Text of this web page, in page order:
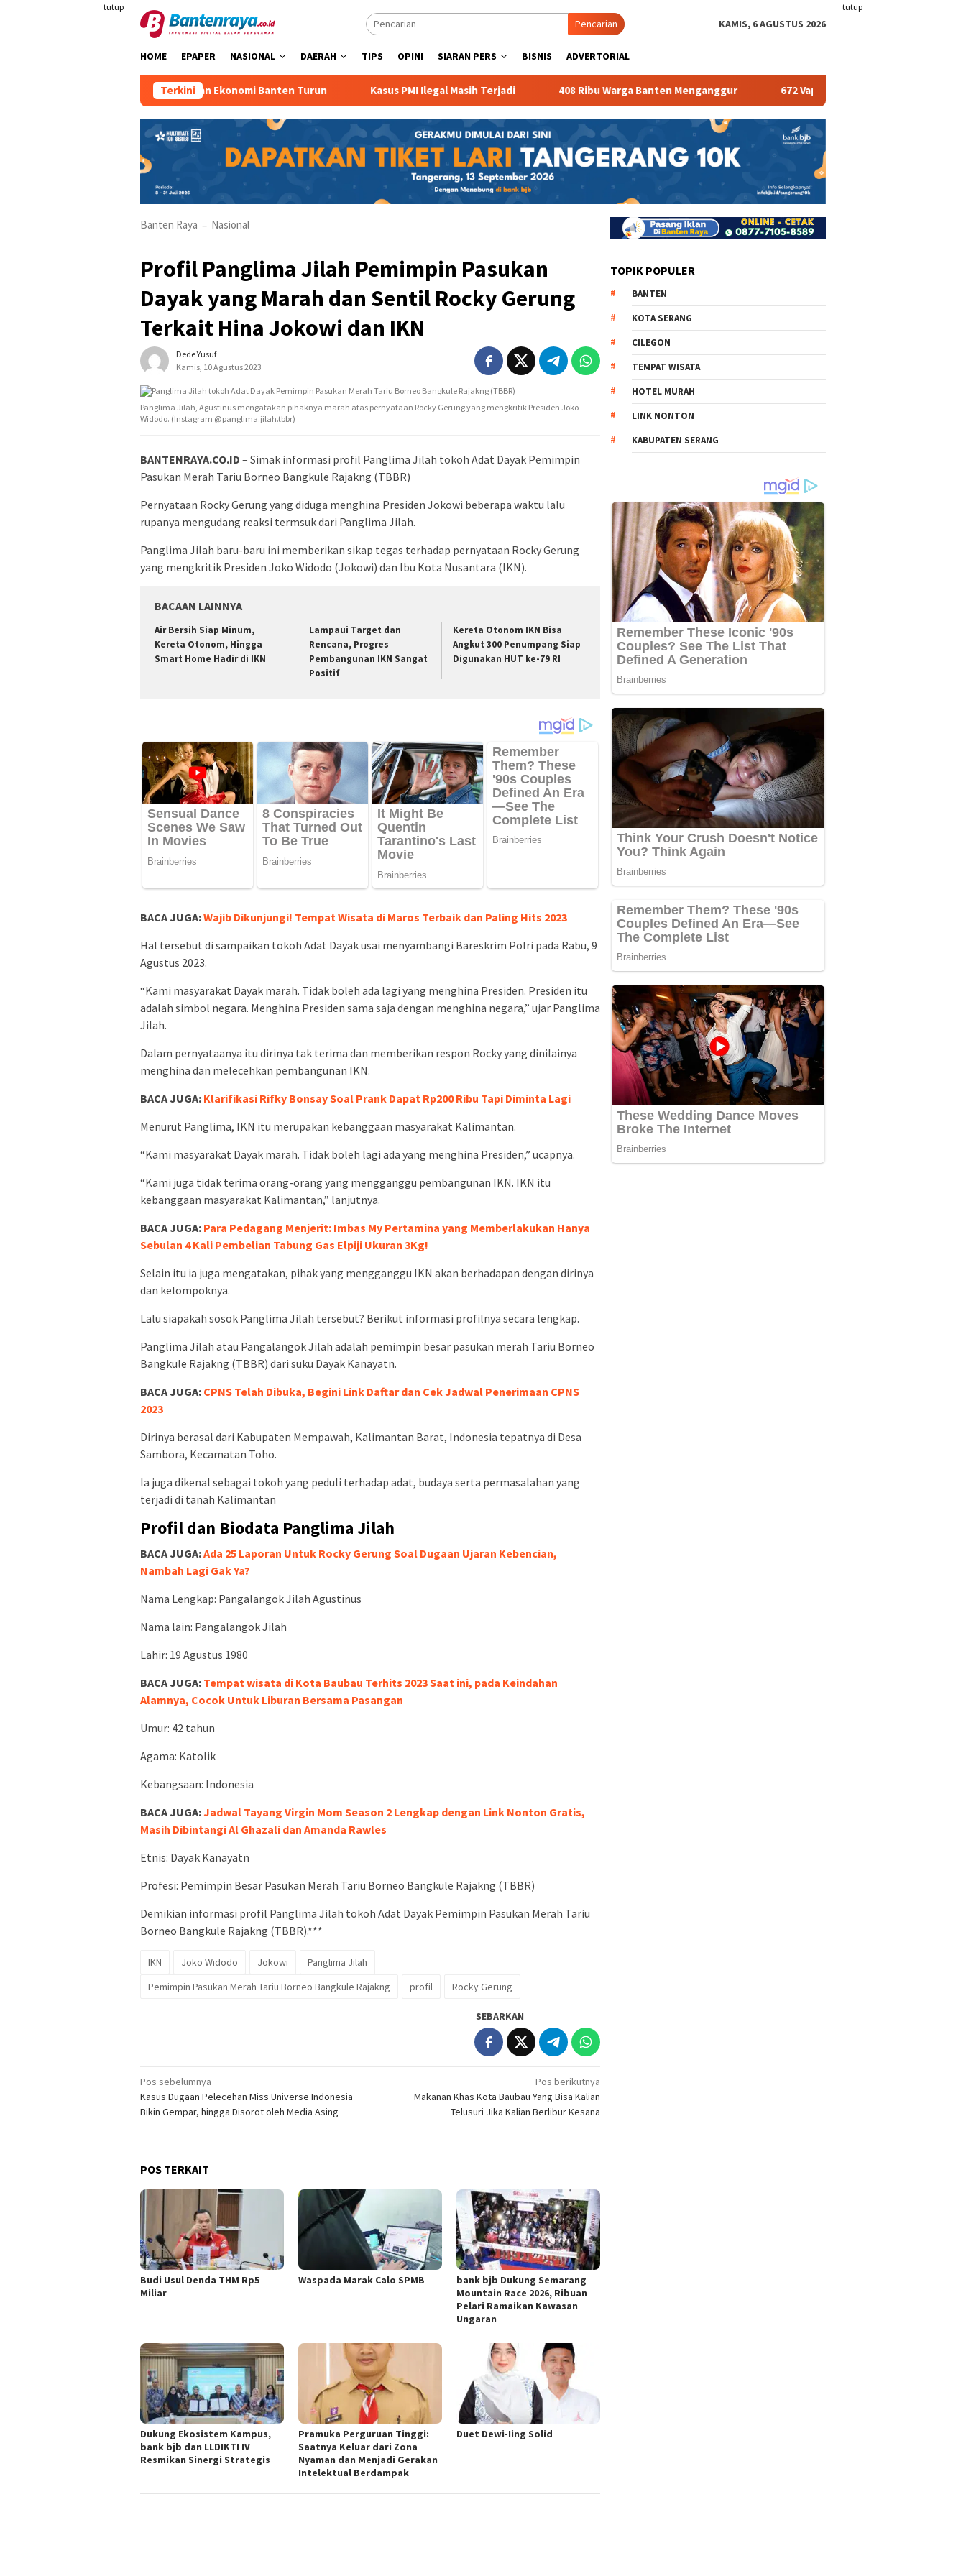
tutup tutup
Pencarian KAMIS, 6 AGUSTUS 2026
HOME EPAPER NASIONAL DAERAH TIPS OPINI SIARAN PERS BISNIS ADVERTORIAL
Terkini
Pertumbuhan Ekonomi Banten Turun Kasus PMI Ilegal Masih Terjadi 408 Ribu Warga Banten Menganggur 672 Vape Store Terancam Tutup
Banten Raya – Nasional
Profil Panglima Jilah Pemimpin Pasukan
Dayak yang Marah dan Sentil Rocky Gerung
Terkait Hina Jokowi dan IKN
Dede Yusuf
Kamis, 10 Agustus 2023
Panglima Jilah, Agustinus mengatakan pihaknya marah atas pernyataan Rocky Gerung yang mengkritik Presiden Joko
Widodo. (Instagram @panglima.jilah.tbbr)
BANTENRAYA.CO.ID – Simak informasi profil Panglima Jilah tokoh Adat Dayak Pemimpin
Pasukan Merah Tariu Borneo Bangkule Rajakng (TBBR)
Pernyataan Rocky Gerung yang diduga menghina Presiden Jokowi beberapa waktu lalu
rupanya mengudang reaksi termsuk dari Panglima Jilah.
Panglima Jilah baru-baru ini memberikan sikap tegas terhadap pernyataan Rocky Gerung
yang mengkritik Presiden Joko Widodo (Jokowi) dan Ibu Kota Nusantara (IKN).
BACAAN LAINNYA
Air Bersih Siap Minum,
Kereta Otonom, Hingga
Smart Home Hadir di IKN
Lampaui Target dan
Rencana, Progres
Pembangunan IKN Sangat
Positif
Kereta Otonom IKN Bisa
Angkut 300 Penumpang Siap
Digunakan HUT ke-79 RI
BACA JUGA:Wajib Dikunjungi! Tempat Wisata di Maros Terbaik dan Paling Hits 2023
Hal tersebut di sampaikan tokoh Adat Dayak usai menyambangi Bareskrim Polri pada Rabu, 9
Agustus 2023.
“Kami masyarakat Dayak marah. Tidak boleh ada lagi yang menghina Presiden. Presiden itu
adalah simbol negara. Menghina Presiden sama saja dengan menghina negara,” ujar Panglima
Jilah.
Dalam pernyataanya itu dirinya tak terima dan memberikan respon Rocky yang dinilainya
menghina dan melecehkan pembangunan IKN.
BACA JUGA: Klarifikasi Rifky Bonsay Soal Prank Dapat Rp200 Ribu Tapi Diminta Lagi
Menurut Panglima, IKN itu merupakan kebanggaan masyarakat Kalimantan.
“Kami masyarakat Dayak marah. Tidak boleh lagi ada yang menghina Presiden,” ucapnya.
“Kami juga tidak terima orang-orang yang mengganggu pembangunan IKN. IKN itu
kebanggaan masyarakat Kalimantan,” lanjutnya.
BACA JUGA: Para Pedagang Menjerit: Imbas My Pertamina yang Memberlakukan Hanya
Sebulan 4 Kali Pembelian Tabung Gas Elpiji Ukuran 3Kg!
Selain itu ia juga mengatakan, pihak yang mengganggu IKN akan berhadapan dengan dirinya
dan kelompoknya.
Lalu siapakah sosok Panglima Jilah tersebut? Berikut informasi profilnya secara lengkap.
Panglima Jilah atau Pangalangok Jilah adalah pemimpin besar pasukan merah Tariu Borneo
Bangkule Rajakng (TBBR) dari suku Dayak Kanayatn.
BACA JUGA: CPNS Telah Dibuka, Begini Link Daftar dan Cek Jadwal Penerimaan CPNS
2023
Dirinya berasal dari Kabupaten Mempawah, Kalimantan Barat, Indonesia tepatnya di Desa
Sambora, Kecamatan Toho.
Ia juga dikenal sebagai tokoh yang peduli terhadap adat, budaya serta permasalahan yang
terjadi di tanah Kalimantan
Profil dan Biodata Panglima Jilah
BACA JUGA:Ada 25 Laporan Untuk Rocky Gerung Soal Dugaan Ujaran Kebencian,
Nambah Lagi Gak Ya?
Nama Lengkap: Pangalangok Jilah Agustinus
Nama lain: Pangalangok Jilah
Lahir: 19 Agustus 1980
BACA JUGA: Tempat wisata di Kota Baubau Terhits 2023 Saat ini, pada Keindahan
Alamnya, Cocok Untuk Liburan Bersama Pasangan
Umur: 42 tahun
Agama: Katolik
Kebangsaan: Indonesia
BACA JUGA:Jadwal Tayang Virgin Mom Season 2 Lengkap dengan Link Nonton Gratis,
Masih Dibintangi Al Ghazali dan Amanda Rawles
Etnis: Dayak Kanayatn
Profesi: Pemimpin Besar Pasukan Merah Tariu Borneo Bangkule Rajakng (TBBR)
Demikian informasi profil Panglima Jilah tokoh Adat Dayak Pemimpin Pasukan Merah Tariu
Borneo Bangkule Rajakng (TBBR).***
IKN Joko Widodo Jokowi
Panglima Jilah
Pemimpin Pasukan Merah Tariu Borneo Bangkule Rajakng
profil Rocky Gerung
SEBARKAN
Navigasi
pos
Pos sebelumnya
Kasus Dugaan Pelecehan Miss Universe Indonesia
Bikin Gempar, hingga Disorot oleh Media Asing
Pos berikutnya
Makanan Khas Kota Baubau Yang Bisa Kalian
Telusuri Jika Kalian Berlibur Kesana
POS TERKAIT
Budi Usul Denda THM Rp5
Miliar
Waspada Marak Calo SPMB
bank bjb Dukung Semarang
Mountain Race 2026, Ribuan
Pelari Ramaikan Kawasan
Ungaran
Dukung Ekosistem Kampus,
bank bjb dan LLDIKTI IV
Resmikan Sinergi Strategis
Pramuka Perguruan Tinggi:
Saatnya Keluar dari Zona
Nyaman dan Menjadi Gerakan
Intelektual Berdampak
Duet Dewi-Iing Solid
TOPIK POPULER
BANTEN
KOTA SERANG
CILEGON
TEMPAT WISATA
HOTEL MURAH
LINK NONTON
KABUPATEN SERANG